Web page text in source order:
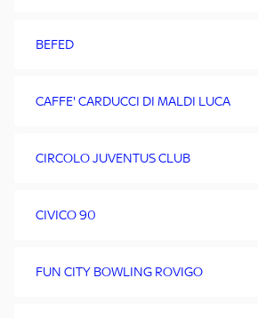
BEFED
CAFFE' CARDUCCI DI MALDI LUCA
CIRCOLO JUVENTUS CLUB
CIVICO 90
FUN CITY BOWLING ROVIGO